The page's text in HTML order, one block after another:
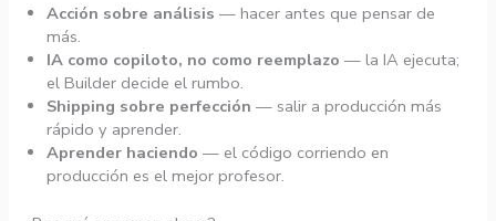
Acción sobre análisis — hacer antes que pensar de
más.
IA como copiloto, no como reemplazo — la IA ejecuta;
el Builder decide el rumbo.
Shipping sobre perfección — salir a producción más
rápido y aprender.
Aprender haciendo — el código corriendo en
producción es el mejor profesor.